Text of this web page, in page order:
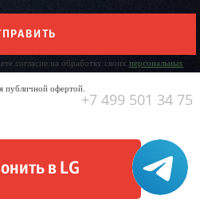
согласие на обработку своих персональных
публичной офертой.
+7 499 501 34 75
в LG